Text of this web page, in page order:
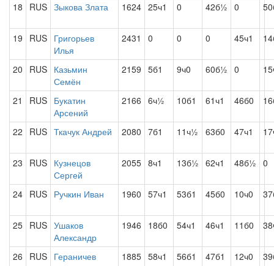
18 RUS Зыкова Злата 1624 25ч1 0 42б½ 0
19 RUS Григорьев
Илья
2431 0 0 0 45ч1
20 RUS Казьмин
Семён
2159 5б1 9ч0 60б½ 0
21 RUS Букатин
Арсений
2166 6ч½ 10б1 61ч1 46б0
22 RUS Ткачук Андрей 2080 7б1 11ч½ 63б0 47ч1
23 RUS Кузнецов
Сергей
2055 8ч1 13б½ 62ч1 48б½ 0
24 RUS Ручкин Иван 1960 57ч1 53б1 45б0 10ч0
25 RUS Ушаков
Александр
1946 18б0 54ч1 46ч1 11б0
26 RUS Гераничев
1885 58ч1 56б1 47б1 12ч0